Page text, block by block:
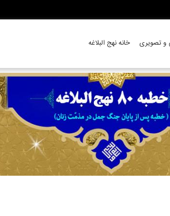
و تصویری خانه نهج البلاغه